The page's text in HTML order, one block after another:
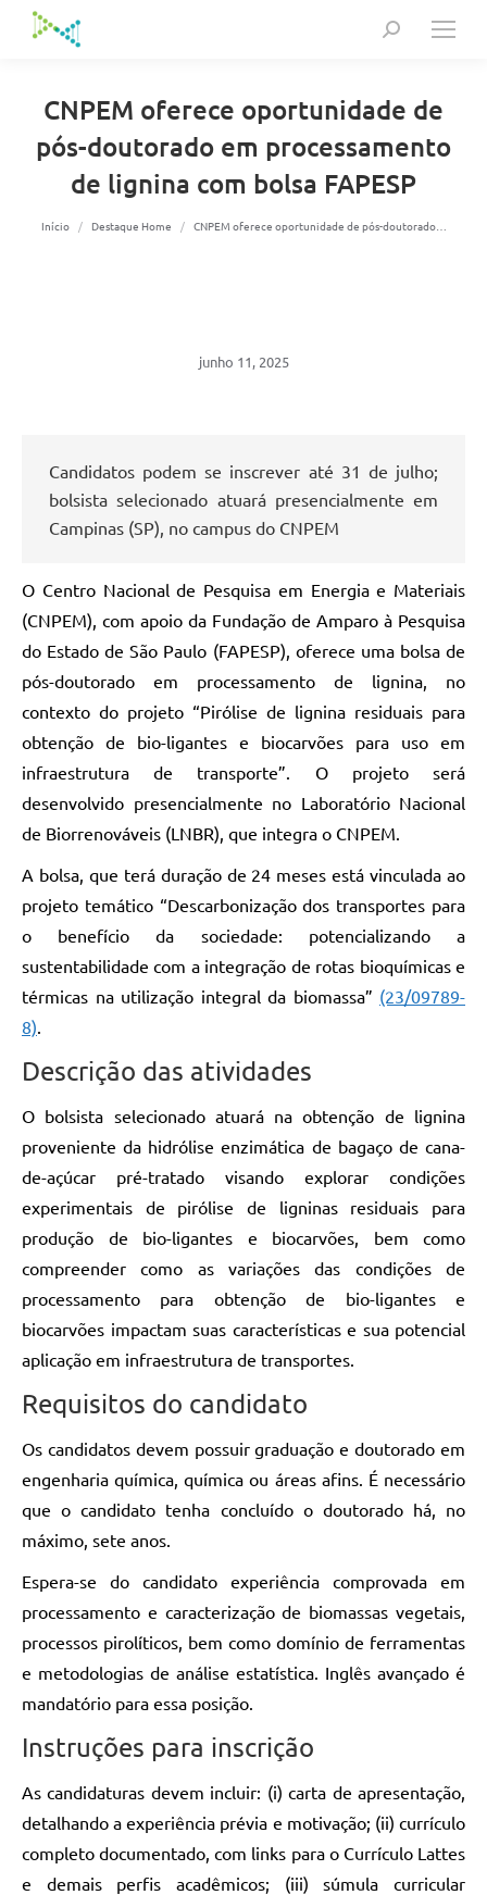
Search:
CNPEM oferece oportunidade de
pós-doutorado em processamento
de lignina com bolsa FAPESP
Você está aqui:
Início Destaque Home CNPEM oferece oportunidade de pós-doutorado…
junho 11, 2025
Candidatos podem se inscrever até 31 de julho;
bolsista selecionado atuará presencialmente em
Campinas (SP), no campus do CNPEM
O Centro Nacional de Pesquisa em Energia e Materiais
(CNPEM), com apoio da Fundação de Amparo à Pesquisa
do Estado de São Paulo (FAPESP), oferece uma bolsa de
pós-doutorado em processamento de lignina, no
contexto do projeto “Pirólise de lignina residuais para
obtenção de bio-ligantes e biocarvões para uso em
infraestrutura de transporte”. O projeto será
desenvolvido presencialmente no Laboratório Nacional
de Biorrenováveis (LNBR), que integra o CNPEM.
A bolsa, que terá duração de 24 meses está vinculada ao
projeto temático “Descarbonização dos transportes para
o benefício da sociedade: potencializando a
sustentabilidade com a integração de rotas bioquímicas e
térmicas na utilização integral da biomassa” (23/09789-
8).
Descrição das atividades
O bolsista selecionado atuará na obtenção de lignina
proveniente da hidrólise enzimática de bagaço de cana-
de-açúcar pré-tratado visando explorar condições
experimentais de pirólise de ligninas residuais para
produção de bio-ligantes e biocarvões, bem como
compreender como as variações das condições de
processamento para obtenção de bio-ligantes e
biocarvões impactam suas características e sua potencial
aplicação em infraestrutura de transportes.
Requisitos do candidato
Os candidatos devem possuir graduação e doutorado em
engenharia química, química ou áreas afins. É necessário
que o candidato tenha concluído o doutorado há, no
máximo, sete anos.
Espera-se do candidato experiência comprovada em
processamento e caracterização de biomassas vegetais,
processos pirolíticos, bem como domínio de ferramentas
e metodologias de análise estatística. Inglês avançado é
mandatório para essa posição.
Instruções para inscrição
As candidaturas devem incluir: (i) carta de apresentação,
detalhando a experiência prévia e motivação; (ii) currículo
completo documentado, com links para o Currículo Lattes
e demais perfis acadêmicos; (iii) súmula curricular